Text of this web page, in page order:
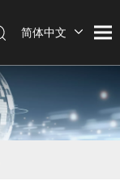
简体中文